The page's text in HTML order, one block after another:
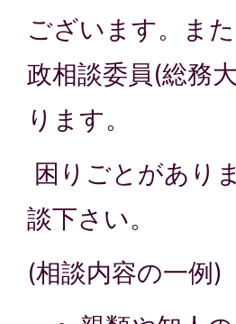
ございます。ま
政相談委員(総務
ります。
困りごとがあり
談下さい。
(相談内容の一例)